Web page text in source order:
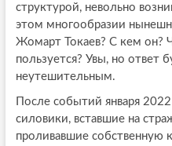
структурой, невольно
этом многообразии
Жомарт Токаев? С кем он?
пользуется? Увы, но ответ
неутешительным.
После событий января
силовики, вставшие на
проливавшие собственную